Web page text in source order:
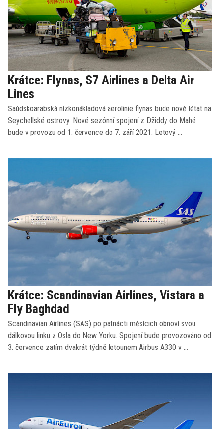
Krátce: Flynas, S7 Airlines a Delta Air
Lines
Saúdskoarabská nízkonákladová aerolinie flynas bude nově létat na
Seychellské ostrovy. Nové sezónní spojení z Džiddy do Mahé
bude v provozu od 1. července do 7. září 2021. Letový …
Krátce: Scandinavian Airlines, Vistara a
Fly Baghdad
Scandinavian Airlines (SAS) po patnácti měsícich obnoví svou
dálkovou linku z Osla do New Yorku. Spojení bude provozováno od
3. července zatím dvakrát týdně letounem Airbus A330 v …